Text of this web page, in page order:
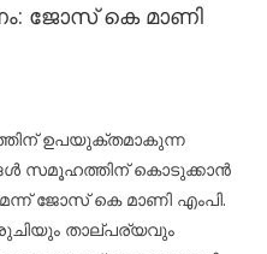
ജോസ് കെ മാണി
ഉപയുക്തമാകുന്ന
സമൂഹത്തിന് കൊടുക്കാൻ
ജോസ് കെ മാണി എംപി.
താല്പര്യവും